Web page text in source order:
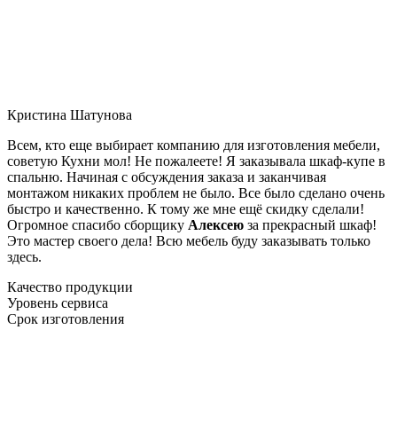
Кристина Шатунова
Всем, кто еще выбирает компанию для изготовления мебели,
советую Кухни мол! Не пожалеете! Я заказывала шкаф-купе в
спальню. Начиная с обсуждения заказа и заканчивая
монтажом никаких проблем не было. Все было сделано очень
быстро и качественно. К тому же мне ещё скидку сделали!
Огромное спасибо сборщику Алексею за прекрасный шкаф!
Это мастер своего дела! Всю мебель буду заказывать только
здесь.
Качество продукции
Уровень сервиса
Срок изготовления